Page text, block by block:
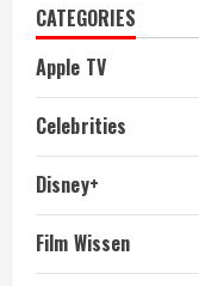
CATEGORIES
Apple TV
Celebrities
Disney+
Film Wissen